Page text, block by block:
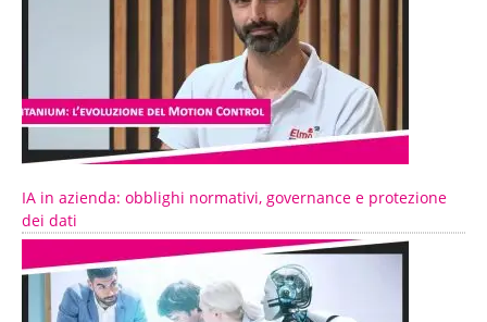
IA in azienda: obblighi normativi, governance e protezione
dei dati